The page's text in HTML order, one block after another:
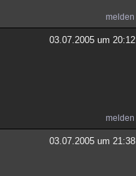
melden
03.07.2005 um 20:12
melden
03.07.2005 um 21:38